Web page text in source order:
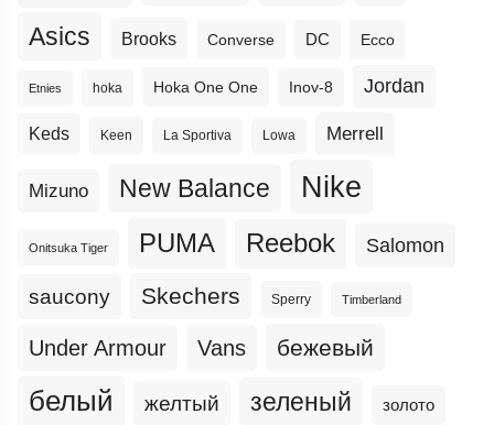
Asics Brooks Converse DC Ecco
Etnies hoka Hoka One One Inov-8 Jordan
Keds Keen La Sportiva Lowa Merrell
Mizuno New Balance Nike
Onitsuka Tiger PUMA Reebok Salomon
saucony Skechers Sperry Timberland
Under Armour Vans бежевый
белый желтый зеленый золото